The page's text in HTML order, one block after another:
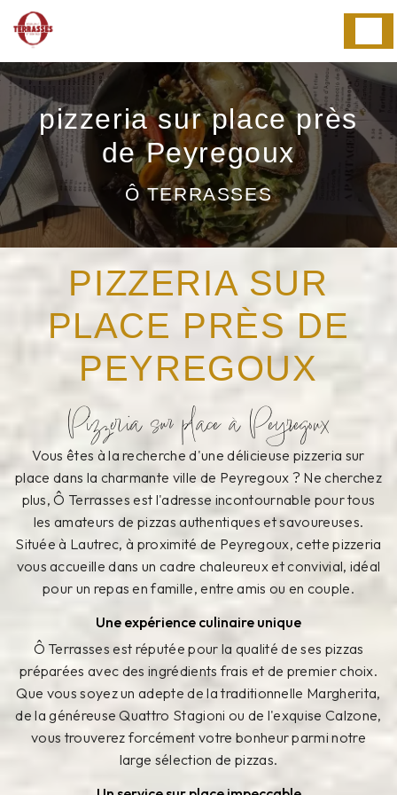
pizzeria sur place près
de Peyregoux
Ô TERRASSES
PIZZERIA SUR
PLACE PRÈS DE
PEYREGOUX
Pizzeria sur place à Peyregoux
Vous êtes à la recherche d'une délicieuse pizzeria sur
place dans la charmante ville de Peyregoux ? Ne cherchez
plus, Ô Terrasses est l'adresse incontournable pour tous
les amateurs de pizzas authentiques et savoureuses.
Située à Lautrec, à proximité de Peyregoux, cette pizzeria
vous accueille dans un cadre chaleureux et convivial, idéal
pour un repas en famille, entre amis ou en couple.
Une expérience culinaire unique
Ô Terrasses est réputée pour la qualité de ses pizzas
préparées avec des ingrédients frais et de premier choix.
Que vous soyez un adepte de la traditionnelle Margherita,
de la généreuse Quattro Stagioni ou de l'exquise Calzone,
vous trouverez forcément votre bonheur parmi notre
large sélection de pizzas.
Panneau de gestion des cookies